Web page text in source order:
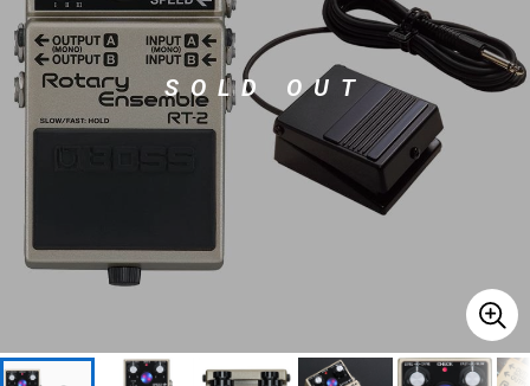
キーボード 電子ピアノ
管楽器 その他楽器
エフェクター
DJ機器
DTM オンライン納品 レコーディング機器
SOLD OUT